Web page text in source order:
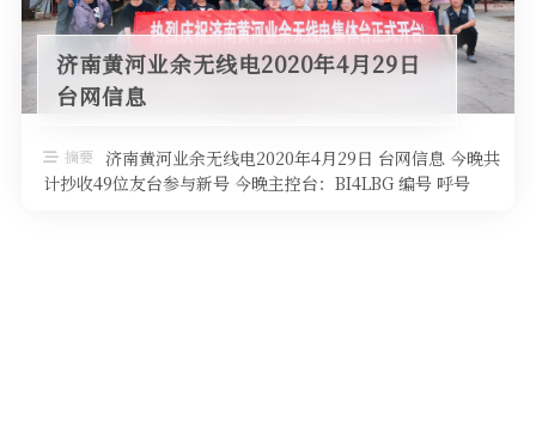
视频资料
HAM技巧
软件
摩托车
黄河直播
编号查询
济南黄河业余无线电2020年4月29日
台网信息
摘要 济南黄河业余无线电2020年4月29日 台网信息 今晚共
计抄收49位友台参与新号 今晚主控台：BI4LBG 编号 呼号